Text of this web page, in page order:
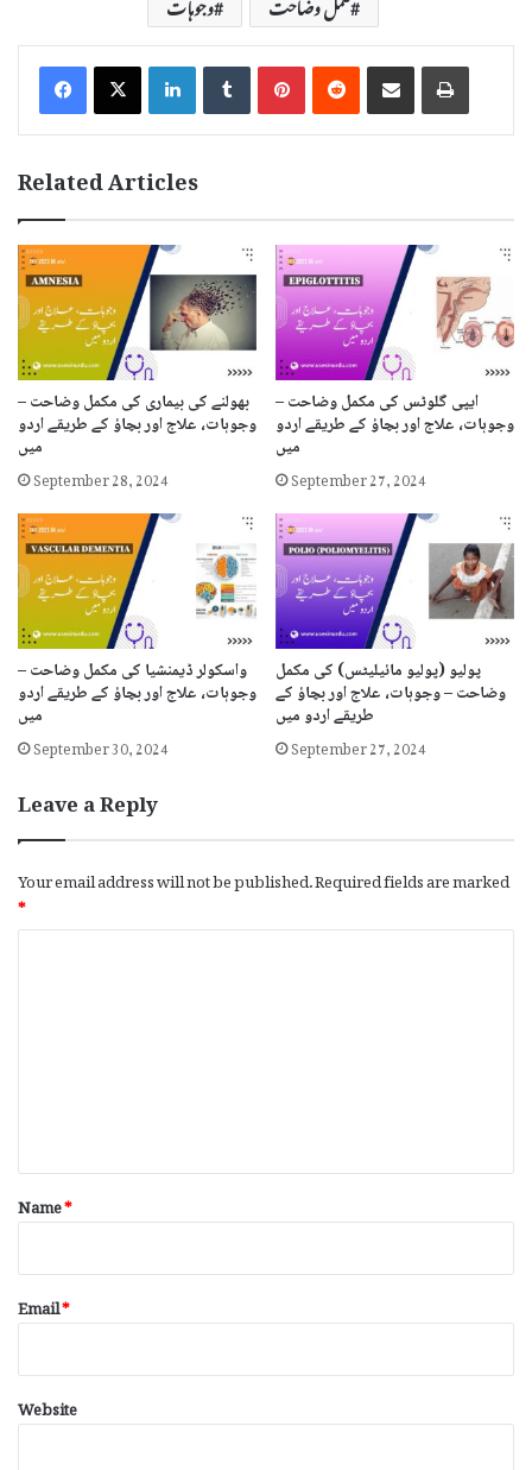
LinkedInTumblrPinterestReddit Share via Email Print
Related Articles
بھولنے کی بیماری کی مکمل وضاحت –
وجوہات، علاج اور بچاؤ کے طریقے اردو
میں
September 28, 2024
ایپی گلوٹس کی مکمل وضاحت –
وجوہات، علاج اور بچاؤ کے طریقے اردو
میں
September 27, 2024
واسکولر ڈیمنشیا کی مکمل وضاحت –
وجوہات، علاج اور بچاؤ کے طریقے اردو
میں
September 30, 2024
پولیو (پولیو مائیلیٹس) کی مکمل
وضاحت – وجوہات، علاج اور بچاؤ کے
طریقے اردو میں
September 27, 2024
Leave a Reply
Your email address will not be published.Required fields are marked
*
*
Name*
Email*
Website